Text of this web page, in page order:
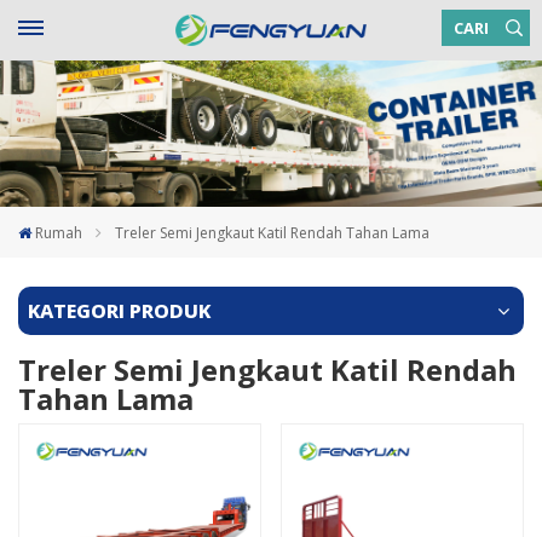
CARI
Rumah Treler Semi Jengkaut Katil Rendah Tahan Lama
KATEGORI PRODUK
Treler Semi Jengkaut Katil Rendah
Tahan Lama